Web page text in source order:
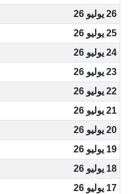
26 يوليو 26
25 يوليو 26
24 يوليو 26
23 يوليو 26
22 يوليو 26
21 يوليو 26
20 يوليو 26
19 يوليو 26
18 يوليو 26
17 يوليو 26